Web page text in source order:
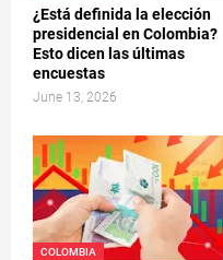
¿Está definida la elección
presidencial en Colombia?
Esto dicen las últimas
encuestas
June 13, 2026
COLOMBIA